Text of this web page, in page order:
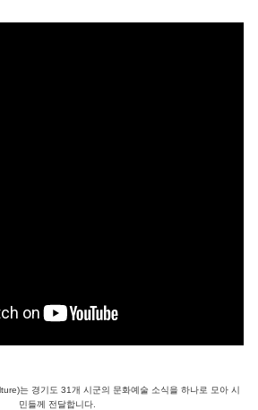
는 경기도 31개 시군의 문화예술 소식을 하나로 모아 시
민들께 전달합니다.